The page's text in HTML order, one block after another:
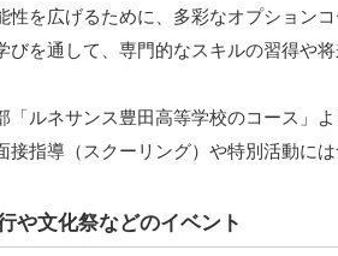
性を広げるために、多彩なオプションコ
びを通して、専門的なスキルの習得や
「ルネサンス豊田高等学校のコース」よ
指導（スクーリング）や特別活動には
や文化祭などのイベント